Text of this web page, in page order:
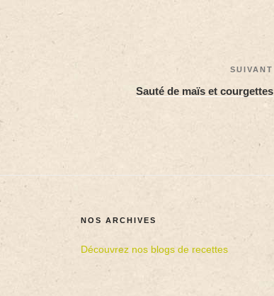
SUIVANT
Sauté de maïs et courgettes
NOS ARCHIVES
Découvrez nos blogs de recettes